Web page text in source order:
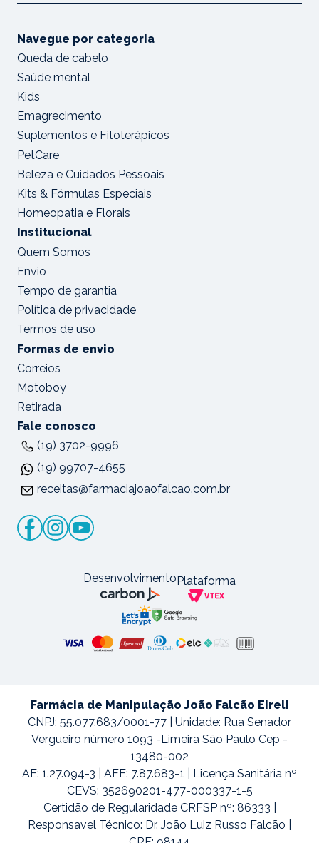
Navegue por categoria
Queda de cabelo
Saúde mental
Kids
Emagrecimento
Suplementos e Fitoterápicos
PetCare
Beleza e Cuidados Pessoais
Kits & Fórmulas Especiais
Homeopatia e Florais
Institucional
Quem Somos
Envio
Tempo de garantia
Política de privacidade
Termos de uso
Formas de envio
Correios
Motoboy
Retirada
Fale conosco
(19) 3702-9996
(19) 99707-4655
receitas@farmaciajoaofalcao.com.br
DesenvolvimentoPlataforma
Farmácia de Manipulação João Falcão Eireli
CNPJ: 55.077.683/0001-77 | Unidade: Rua Senador
Vergueiro número 1093 -Limeira São Paulo Cep -
13480-002
AE: 1.27.094-3 | AFE: 7.87.683-1 | Licença Sanitária nº
CEVS: 352690201-477-000337-1-5
Certidão de Regularidade CRFSP nº: 86333 |
Responsavel Técnico: Dr. João Luiz Russo Falcão |